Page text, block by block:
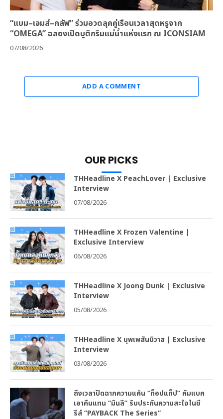
“แบม–เจมส์–กลัฟ” ร่วมอวดลุคคู่เรือนเวลาสุดหรูจาก
“OMEGA” ฉลองเปิดบูติกริมแม่น้ำแห่งแรก ณ ICONSIAM
07/08/2026
ADD A COMMENT
OUR PICKS
THHeadline X PeachLover | Exclusive
Interview
07/08/2026
THHeadline X Frozen Valentine |
Exclusive Interview
06/08/2026
THHeadline X Joong Dunk | Exclusive
Interview
05/08/2026
THHeadline X บุพเพสันนิวาส | Exclusive
Interview
03/08/2026
ถึงเวลาปิดฉากความแค้น “ท็อปแท็ป” คัมแบค
เอาคืนแทน “มินลี” รับประกันความสะใจในซี
รีส์ “PAYBACK The Series”